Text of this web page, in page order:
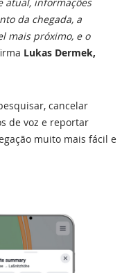
da chegada, a
mais próximo, e o
Lukas Dermek,
cancelar
de voz e reportar
muito mais fácil e